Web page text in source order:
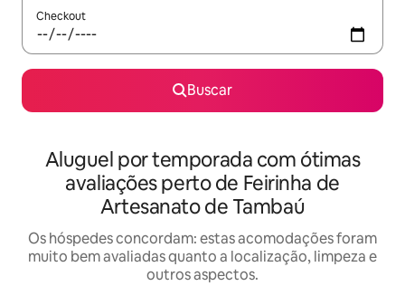
Checkout
Buscar
Aluguel por temporada com ótimas
avaliações perto de Feirinha de
Artesanato de Tambaú
Os hóspedes concordam: estas acomodações foram
muito bem avaliadas quanto a localização, limpeza e
outros aspectos.